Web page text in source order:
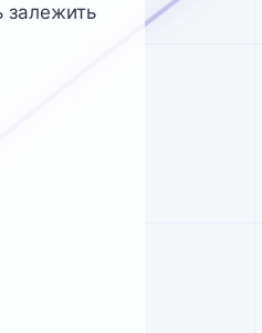
залежить